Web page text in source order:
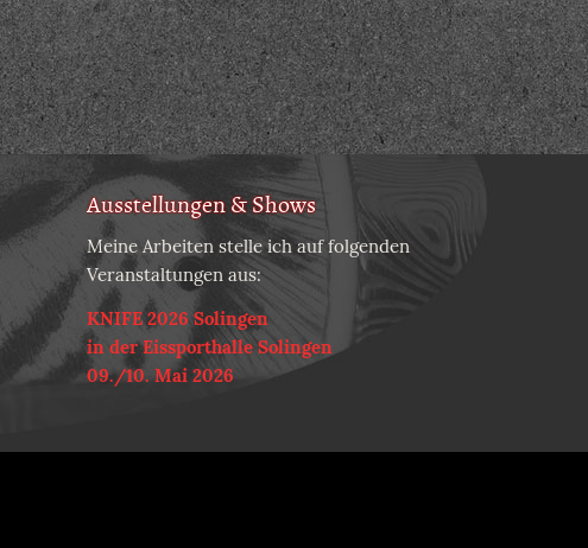
Ausstellungen & Shows
Meine Arbeiten stelle ich auf folgenden
Veranstaltungen aus:
KNIFE 2026 Solingen
in der Eissporthalle Solingen
09./10. Mai 2026